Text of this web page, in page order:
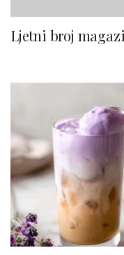
Ljetni broj